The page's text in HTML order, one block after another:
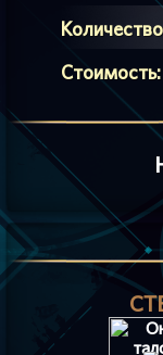
Стоимость: